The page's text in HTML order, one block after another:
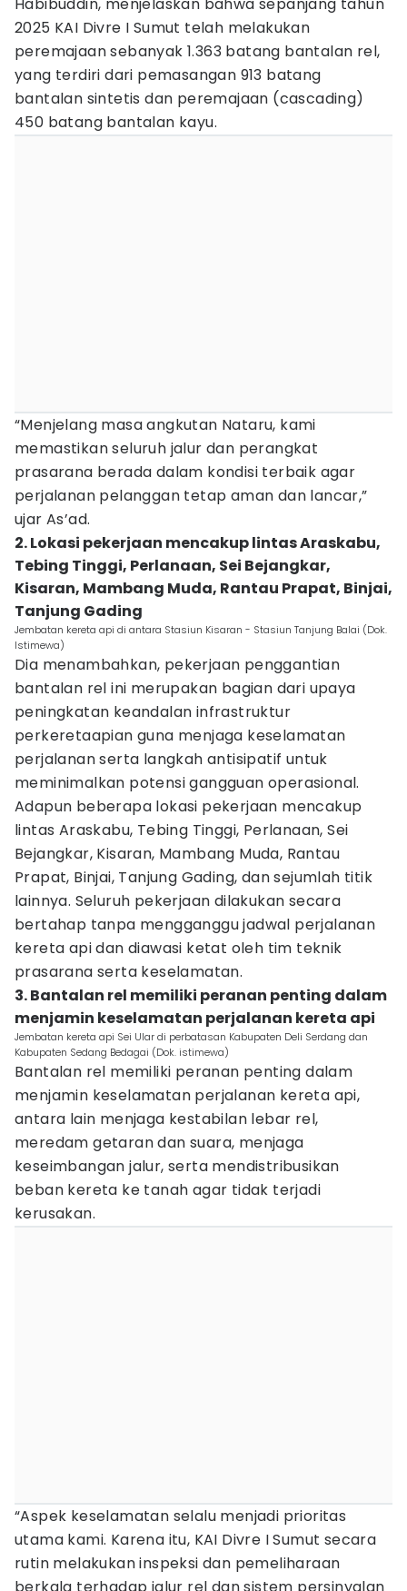
2025 KAI Divre I Sumut telah melakukan
peremajaan sebanyak 1.363 batang bantalan rel,
yang terdiri dari pemasangan 913 batang
bantalan sintetis dan peremajaan (cascading)
450 batang bantalan kayu.
“Menjelang masa angkutan Nataru, kami
memastikan seluruh jalur dan perangkat
prasarana berada dalam kondisi terbaik agar
perjalanan pelanggan tetap aman dan lancar,”
ujar As’ad.
2. Lokasi pekerjaan mencakup lintas Araskabu,
Tebing Tinggi, Perlanaan, Sei Bejangkar,
Kisaran, Mambang Muda, Rantau Prapat, Binjai,
Tanjung Gading
Jembatan kereta api di antara Stasiun Kisaran - Stasiun Tanjung Balai (Dok.
Istimewa)
Dia menambahkan, pekerjaan penggantian
bantalan rel ini merupakan bagian dari upaya
peningkatan keandalan infrastruktur
perkeretaapian guna menjaga keselamatan
perjalanan serta langkah antisipatif untuk
meminimalkan potensi gangguan operasional.
Adapun beberapa lokasi pekerjaan mencakup
lintas Araskabu, Tebing Tinggi, Perlanaan, Sei
Bejangkar, Kisaran, Mambang Muda, Rantau
Prapat, Binjai, Tanjung Gading, dan sejumlah titik
lainnya. Seluruh pekerjaan dilakukan secara
bertahap tanpa mengganggu jadwal perjalanan
kereta api dan diawasi ketat oleh tim teknik
prasarana serta keselamatan.
3. Bantalan rel memiliki peranan penting dalam
menjamin keselamatan perjalanan kereta api
Jembatan kereta api Sei Ular di perbatasan Kabupaten Deli Serdang dan
Kabupaten Sedang Bedagai (Dok. istimewa)
Bantalan rel memiliki peranan penting dalam
menjamin keselamatan perjalanan kereta api,
antara lain menjaga kestabilan lebar rel,
meredam getaran dan suara, menjaga
keseimbangan jalur, serta mendistribusikan
beban kereta ke tanah agar tidak terjadi
kerusakan.
“Aspek keselamatan selalu menjadi prioritas
utama kami. Karena itu, KAI Divre I Sumut secara
rutin melakukan inspeksi dan pemeliharaan